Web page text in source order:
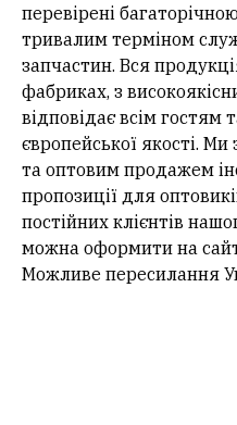
перевірені
тривалим терміном
запчастин. Вся
фабриках, з
відповідає всім гостям
європейської якості.
та оптовим продажем
пропозиції для
постійних клієнтів
можна оформити на
Можливе пересилання